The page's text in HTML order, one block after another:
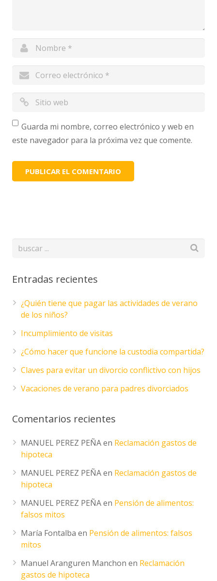
Guarda mi nombre, correo electrónico y web en
este navegador para la próxima vez que comente.
Entradas recientes
¿Quién tiene que pagar las actividades de verano
de los niños?
Incumplimiento de visitas
¿Cómo hacer que funcione la custodia compartida?
Claves para evitar un divorcio conflictivo con hijos
Vacaciones de verano para padres divorciados
Comentarios recientes
MANUEL PEREZ PEÑAen Reclamación gastos de
hipoteca
MANUEL PEREZ PEÑAen Reclamación gastos de
hipoteca
MANUEL PEREZ PEÑAen Pensión de alimentos:
falsos mitos
María Fontalba en Pensión de alimentos: falsos
mitos
Manuel Aranguren Manchon en Reclamación
gastos de hipoteca